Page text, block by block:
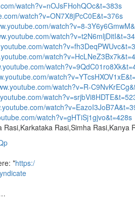
watch?v=nOJsFHohQOc&t=383s
watch?v=ON7X8jPcC0E&t=376s
watch?v=8-
watch?v=R-
watch?v=gHTiSj1gjvo&t=428s
Rasi,Simha
*https:/